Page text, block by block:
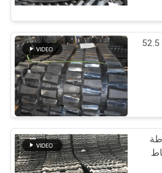
حفارة
مسار مطاطي 350 × 52.5